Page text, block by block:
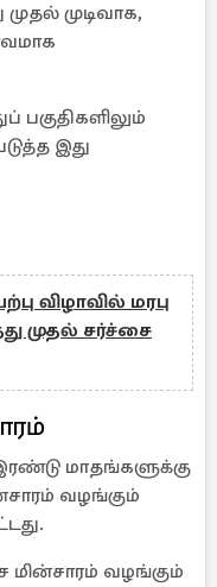
முடிவாக,
பகுதிகளிலும்
இது
விழாவில் மரபு
முதல் சர்ச்சை
மாதங்களுக்கு
வழங்கும்
மின்சாரம் வழங்கும்